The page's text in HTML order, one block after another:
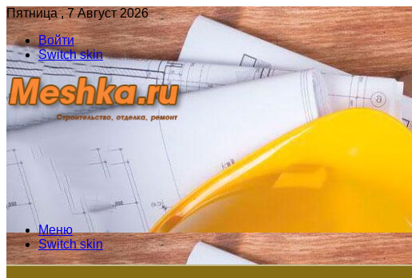
Пятница , 7 Август 2026
Войти
Switch skin
Меню
Switch skin